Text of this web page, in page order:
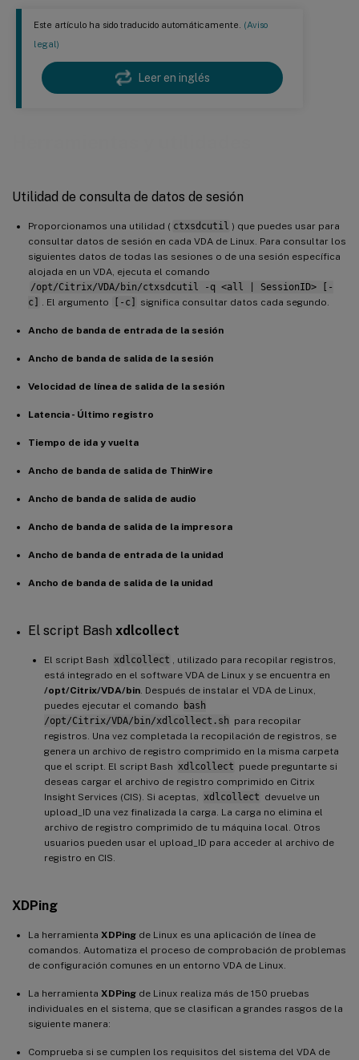
Este artículo ha sido traducido automáticamente. (Aviso
legal)
Leer en inglés
Utilidad de consulta de datos de sesión
Proporcionamos una utilidad ( ctxsdcutil ) que puedes usar para
consultar datos de sesión en cada VDA de Linux. Para consultar los
siguientes datos de todas las sesiones o de una sesión específica
alojada en un VDA, ejecuta el comando
/opt/Citrix/VDA/bin/ctxsdcutil -q <all | SessionID> [-
c]
. El argumento [-c] significa consultar datos cada segundo.
Ancho de banda de entrada de la sesión
Ancho de banda de salida de la sesión
Velocidad de línea de salida de la sesión
Latencia - Último registro
Tiempo de ida y vuelta
Ancho de banda de salida de ThinWire
Ancho de banda de salida de audio
Ancho de banda de salida de la impresora
Ancho de banda de entrada de la unidad
Ancho de banda de salida de la unidad
El script Bash xdlcollect
El script Bash xdlcollect
, utilizado para recopilar registros,
está integrado en el software VDA de Linux y se encuentra en
/opt/Citrix/VDA/bin . Después de instalar el VDA de Linux,
puedes ejecutar el comando
bash
/opt/Citrix/VDA/bin/xdlcollect.sh para recopilar
registros. Una vez completada la recopilación de registros, se
genera un archivo de registro comprimido en la misma carpeta
que el script. El script Bash xdlcollect puede preguntarte si
deseas cargar el archivo de registro comprimido en Citrix
Insight Services (CIS). Si aceptas,
xdlcollect devuelve un
upload_ID una vez finalizada la carga. La carga no elimina el
archivo de registro comprimido de tu máquina local. Otros
usuarios pueden usar el upload_ID para acceder al archivo de
registro en CIS.
XDPing
La herramienta XDPing de Linux es una aplicación de línea de
comandos. Automatiza el proceso de comprobación de problemas
de configuración comunes en un entorno VDA de Linux.
La herramienta XDPing de Linux realiza más de 150 pruebas
individuales en el sistema, que se clasifican a grandes rasgos de la
siguiente manera:
Comprueba si se cumplen los requisitos del sistema del VDA de